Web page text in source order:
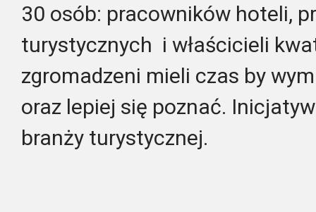
30 osób: pracowników hoteli,
turystycznych i właścicieli
zgromadzeni mieli czas by
oraz lepiej się poznać.
branży turystycznej.